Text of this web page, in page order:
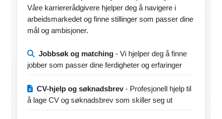
Våre karriererådgivere hjelper deg å navigere i
arbeidsmarkedet og finne stillinger som passer dine
mål og ambisjoner.
Jobbsøk og matching - Vi hjelper deg å finne
jobber som passer dine ferdigheter og erfaringer
CV-hjelp og søknadsbrev- Profesjonell hjelp til
å lage CV og søknadsbrev som skiller seg ut